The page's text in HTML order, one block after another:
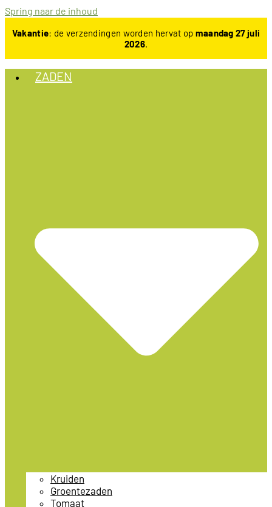
Spring naar de inhoud
Vakantie: de verzendingen worden hervat op maandag 27 juli
2026.
ZADEN
Kruiden
Groentezaden
Tomaat